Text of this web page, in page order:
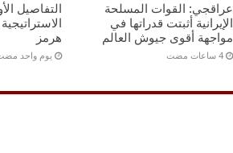
عراقجي: القوات المسلحة
الإيرانية أثبتت قدراتها في
مواجهة أقوى جيوش العالم
‏4 ساعات مضت
التفاصيل
هرمز
‏يوم واحد